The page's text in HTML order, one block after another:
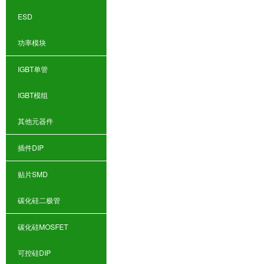
ESD
功率模块
IGBT单管
IGBT模组
其他元器件
插件DIP
贴片SMD
碳化硅二极管
碳化硅MOSFET
可控硅DIP